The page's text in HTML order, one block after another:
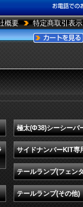
概要 特定商取引表示
極太(Φ38)シーシーバ
サイドナンバーKIT専
テールランプ(フェン
テールランプ(その他)